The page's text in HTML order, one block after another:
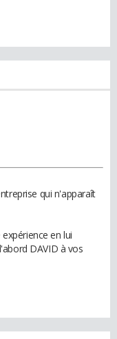
qui n'apparaît
en lui
DAVID à vos